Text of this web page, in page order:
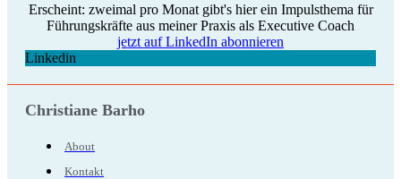
Erscheint: zweimal pro Monat gibt's hier ein Impulsthema für
Führungskräfte aus meiner Praxis als Executive Coach
jetzt auf LinkedIn abonnieren
Linkedin
Christiane Barho
About
Kontakt